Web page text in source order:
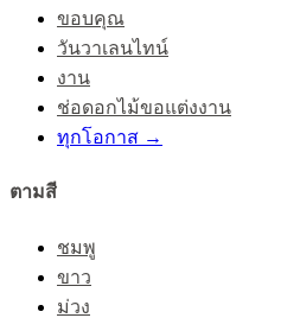
ขอบคุณ
วันวาเลนไทน์
งาน
ช่อดอกไม้ขอแต่งงาน
ทุกโอกาส →
ตามสี
ชมพู
ขาว
ม่วง